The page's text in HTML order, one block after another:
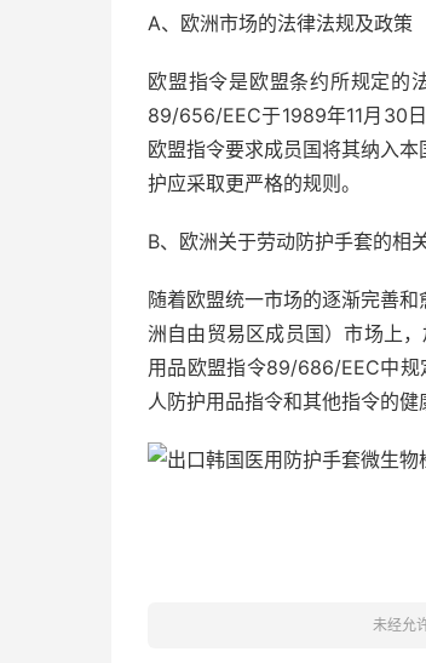
A、欧洲市场的法律法规及政策
欧盟指令是欧盟条约所规定的
89/656/EEC于1989年11月30
欧盟指令要求成员国将其纳入
护应采取更严格的规则。
B、欧洲关于劳动防护手套的相
随着欧盟统一市场的逐渐完善和
洲自由贸易区成员国）市场上
用品欧盟指令89/686/EEC中规
人防护用品指令和其他指令的健
未经允